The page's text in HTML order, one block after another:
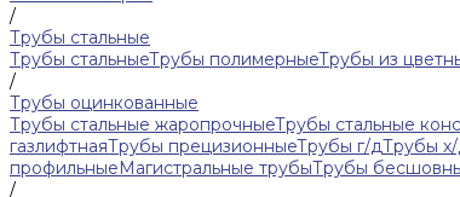
/
Трубы стальные
Трубы стальныеТрубы полимерныеТрубы из
/
Трубы оцинкованные
Трубы стальные жаропрочныеТрубы стальные
газлифтнаяТрубы прецизионныеТрубы г/дТрубы
профильныеМагистральные трубыТрубы
/